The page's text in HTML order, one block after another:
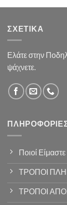
ΣΧΕΤΙΚΆ
Ελάτε στην
ψάχνετε.
Ποιοί Είμαστε
ΤΡΟΠΟΙ
ΤΡΟΠΟΙ